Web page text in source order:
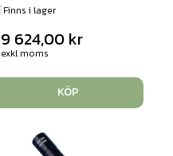
Finns i lager
9 624,00 kr
exkl moms
KÖP